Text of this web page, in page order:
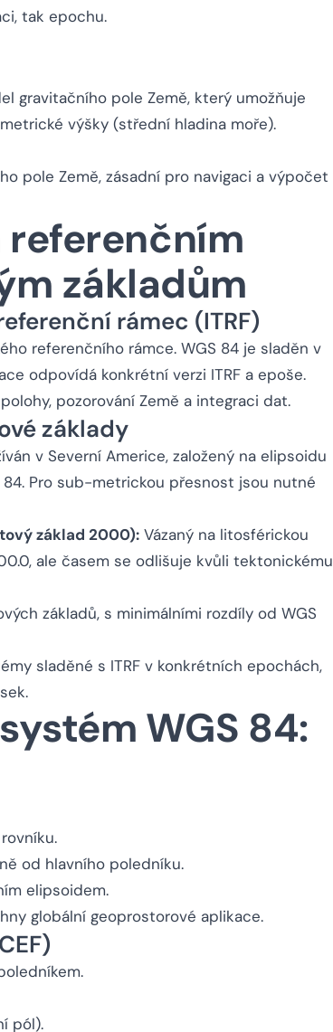
tak epochu.
gravitačního pole Země, který umožňuje
výšky (střední hladina moře).
pole Země, zásadní pro navigaci a výpočet
referenčním
základům
rámec (ITRF)
referenčního rámce. WGS 84 je sladěn v
odpovídá konkrétní verzi ITRF a epoše.
pozorování Země a integraci dat.
základy
v Severní Americe, založený na elipsoidu
84. Pro sub-metrickou přesnost jsou nutné
základ 2000): Vázaný na litosférickou
ale časem se odlišuje kvůli tektonickému
základů, s minimálními rozdíly od WGS
sladěné s ITRF v konkrétních epochách,
WGS 84:
od hlavního poledníku.
elipsoidem.
globální geoprostorové aplikace.
pól).